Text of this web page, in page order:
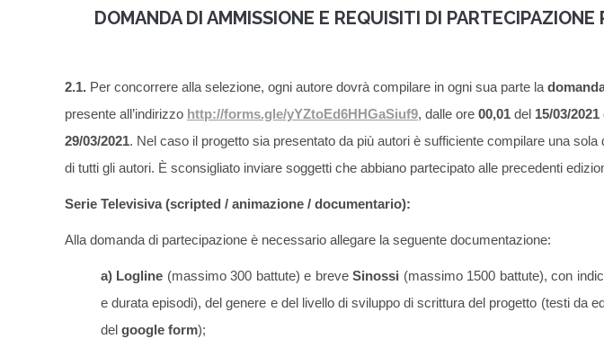
DOMANDA DI AMMISSIONE E REQUISITI DI PARTECIPAZIONE
2.1. Per concorrere alla selezione, ogni autore dovrà compilare in ogni sua parte la
presente all’indirizzo http://forms.gle/yYZtoEd6HHGaSiuf9, dalle ore 00,01 del 15/03/2021
29/03/2021. Nel caso il progetto sia presentato da più autori è sufficiente compilare una sola
di tutti gli autori. È sconsigliato inviare soggetti che abbiano partecipato alle precedenti
Serie Televisiva (scripted / animazione / documentario):
Alla domanda di partecipazione è necessario allegare la seguente documentazione:
a) Logline (massimo 300 battute) e breveSinossi (massimo 1500 battute), con
e durata episodi), del genere e del livello di sviluppo di scrittura del progetto (testi da
del google form);